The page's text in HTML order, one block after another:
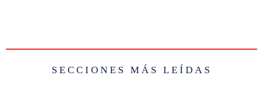
SECCIONES MÁS LEÍDAS